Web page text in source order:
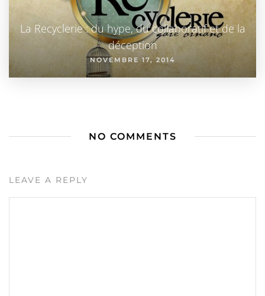
La Recyclerie : du hype, du collaboratif et de la
déception
NOVEMBRE 17, 2014
NO COMMENTS
LEAVE A REPLY